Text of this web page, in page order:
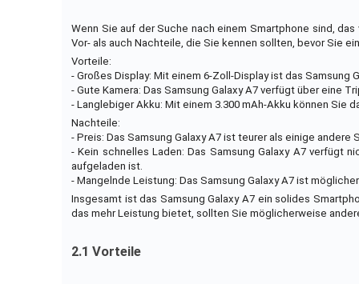
Wenn Sie auf der Suche nach einem Smartphone sind,
Vor- als auch Nachteile, die Sie kennen sollten, bevor Sie
Vorteile:
- Großes Display: Mit einem 6-Zoll-Display ist das Samsung
- Gute Kamera: Das Samsung Galaxy A7 verfügt über eine
- Langlebiger Akku: Mit einem 3.300 mAh-Akku können Sie
Nachteile:
- Preis: Das Samsung Galaxy A7 ist teurer als einige andere
- Kein schnelles Laden: Das Samsung Galaxy A7 verfügt
aufgeladen ist.
- Mangelnde Leistung: Das Samsung Galaxy A7 ist
Insgesamt ist das Samsung Galaxy A7 ein solides
das mehr Leistung bietet, sollten Sie möglicherweise
2.1 Vorteile